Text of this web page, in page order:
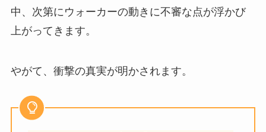
中、次第にウォーカーの動きに不審な点が浮かび
上がってきます。
やがて、衝撃の真実が明かされます。